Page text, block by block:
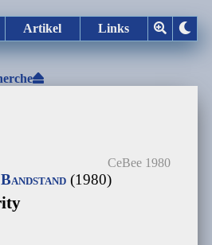
Artikel Links
CeBee 1980
(1980)